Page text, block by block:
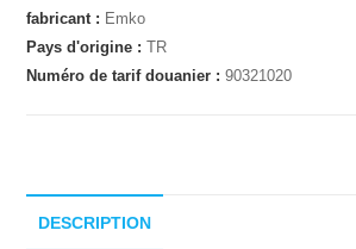
fabricant : Emko
Pays d'origine :TR
Numéro de tarif douanier :90321020
DESCRIPTION